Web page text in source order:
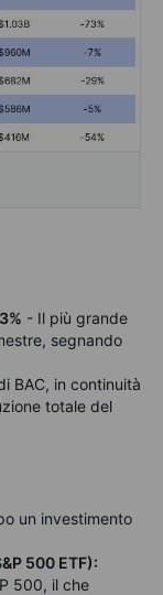
- Il più grande
segnando
BAC, in continuità
totale del
un investimento
500 ETF):
500, il che